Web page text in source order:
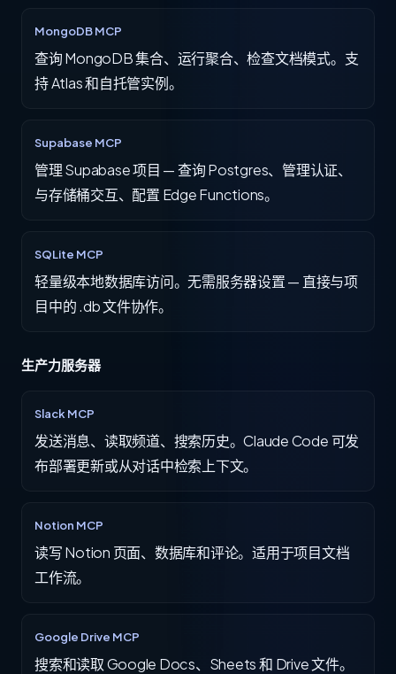
MongoDB MCP
查询 MongoDB 集合、运行聚合、检查文档模式。支
持 Atlas 和自托管实例。
Supabase MCP
管理 Supabase 项目 — 查询 Postgres、管理认证、
与存储桶交互、配置 Edge Functions。
SQLite MCP
轻量级本地数据库访问。无需服务器设置 — 直接与项
目中的 .db 文件协作。
生产力服务器
Slack MCP
发送消息、读取频道、搜索历史。Claude Code 可发
布部署更新或从对话中检索上下文。
Notion MCP
读写 Notion 页面、数据库和评论。适用于项目文档
工作流。
Google Drive MCP
搜索和读取 Google Docs、Sheets 和 Drive 文件。